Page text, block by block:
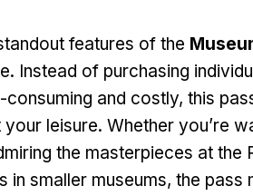
features of the
. Instead of purchasing
consuming and costly, this
leisure. Whether you’re
the masterpieces at the
in smaller museums, the pass